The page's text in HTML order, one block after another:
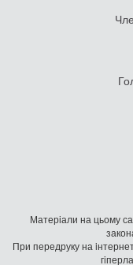
Матеріали на цьому
При передруку на